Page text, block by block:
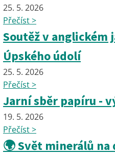
25. 5. 2026
Přečíst >
Soutěž v anglickém
Úpského údolí
25. 5. 2026
Přečíst >
Jarní sběr papíru -
19. 5. 2026
Přečíst >
🌍 Svět minerálů na